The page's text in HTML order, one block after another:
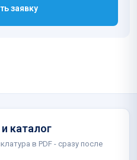
заявку
каталог
в PDF - сразу после